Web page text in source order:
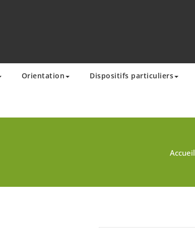
Orientation Dispositifs particuliers
Accueil